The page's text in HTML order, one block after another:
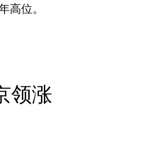
高位。
领涨